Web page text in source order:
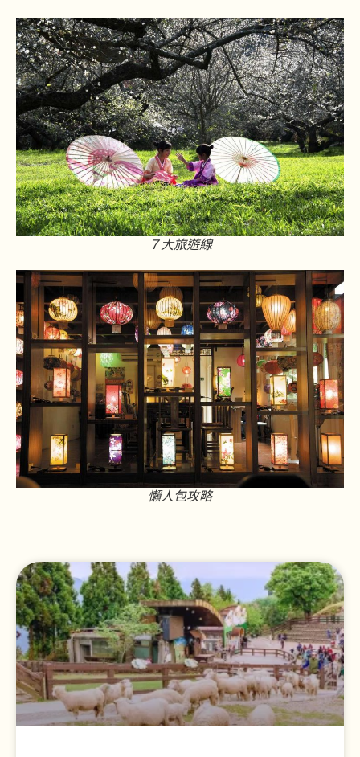
７大旅遊線
懶人包攻略